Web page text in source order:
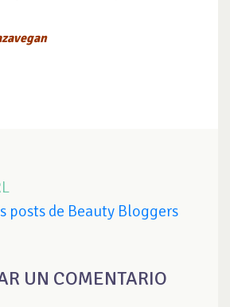
posts de Beauty Bloggers
UN COMENTARIO